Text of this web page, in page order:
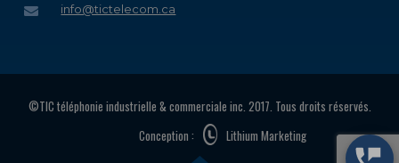
info@tictelecom.ca
©TIC téléphonie industrielle & commerciale inc. 2017. Tous droits réservés.
Lithium Marketing
Conception :